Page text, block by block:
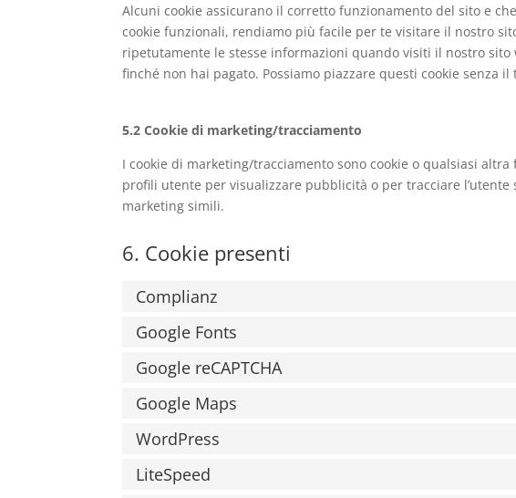
Alcuni cookie assicurano il corretto funzionamento del sito e
cookie funzionali, rendiamo più facile per te visitare il nostro
ripetutamente le stesse informazioni quando visiti il nostro
finché non hai pagato. Possiamo piazzare questi cookie senza il
5.2 Cookie di marketing/tracciamento
I cookie di marketing/tracciamento sono cookie o qualsiasi
profili utente per visualizzare pubblicità o per tracciare
marketing simili.
6. Cookie presenti
Complianz
Google Fonts
Google reCAPTCHA
Google Maps
WordPress
LiteSpeed